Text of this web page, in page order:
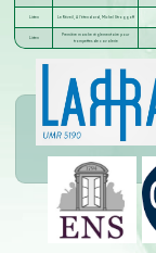
Listen Le Réveil, A l'étendard, Michel Stroggoff
Listen
Première marche réglementaire pour
trompettes de cavalerie